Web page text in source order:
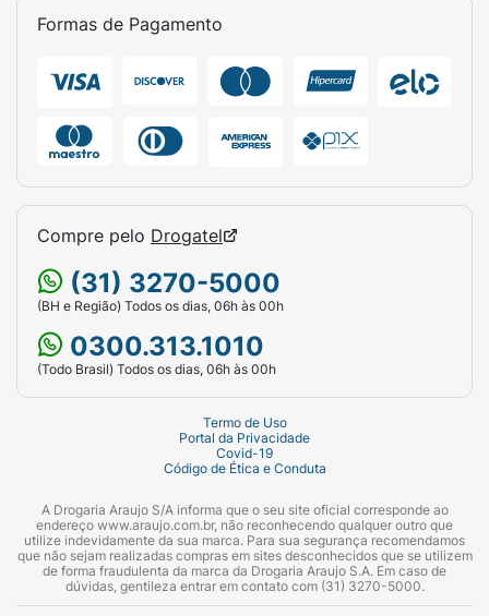
Formas de Pagamento
Compre pelo Drogatel
(31) 3270-5000
(BH e Região) Todos os dias, 06h às 00h
0300.313.1010
(Todo Brasil) Todos os dias, 06h às 00h
Termo de Uso
Portal da Privacidade
Covid-19
Código de Ética e Conduta
A Drogaria Araujo S/A informa que o seu site oficial corresponde ao
endereço www.araujo.com.br, não reconhecendo qualquer outro que
utilize indevidamente da sua marca. Para sua segurança recomendamos
que não sejam realizadas compras em sites desconhecidos que se utilizem
de forma fraudulenta da marca da Drogaria Araujo S.A. Em caso de
dúvidas, gentileza entrar em contato com (31) 3270-5000.